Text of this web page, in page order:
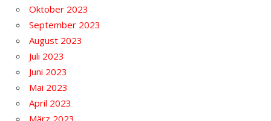
Oktober 2023
September 2023
August 2023
Juli 2023
Juni 2023
Mai 2023
April 2023
März 2023